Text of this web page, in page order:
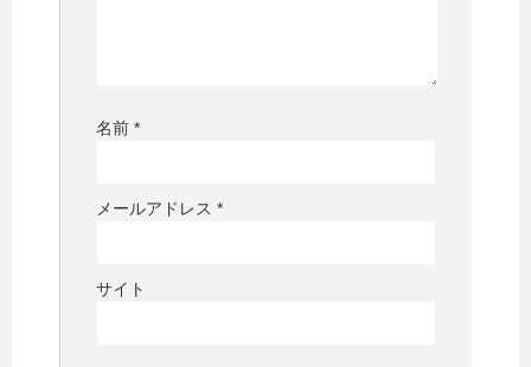
名前 *
メールアドレス *
サイト